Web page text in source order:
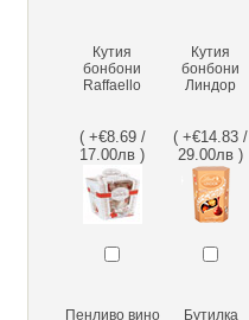
Кутия
бонбони
Raffaello
( +€8.69 /
17.00лв )
Кутия
бонбони
Линдор
( +€14.83 /
29.00лв )
Пенливо вино
Бутилка